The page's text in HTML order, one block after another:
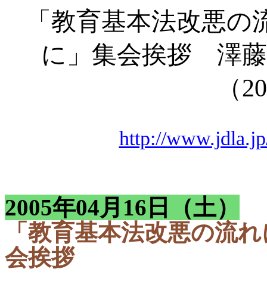
「教育基本法改悪
に」集会挨拶 澤
（
http://
2005年04月16日（土）
「教育基本法改悪の流
会挨拶